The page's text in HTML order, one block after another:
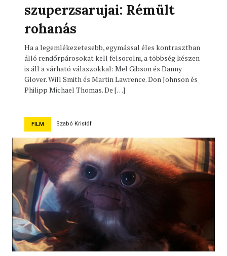
szuperzsarujai: Rémült
rohanás
Ha a legemlékezetesebb, egymással éles kontrasztban
álló rendőrpárosokat kell felsorolni, a többség készen
is áll a várható válaszokkal: Mel Gibson és Danny
Glover. Will Smith és Martin Lawrence. Don Johnson és
Philipp Michael Thomas. De […]
FILM Szabó Kristóf